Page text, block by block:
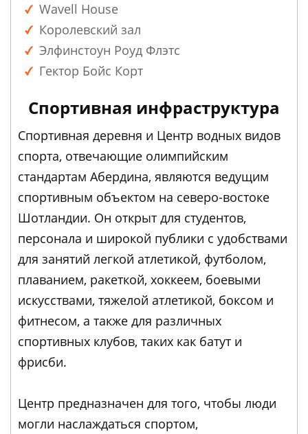
Wavell House
Королевский зал
Элфинстоун Роуд Флэтс
Гектор Бойс Корт
Спортивная инфраструктура
Спортивная деревня и Центр водных видов
спорта, отвечающие олимпийским
стандартам Абердина, являются ведущим
спортивным объектом на северо-востоке
Шотландии. Он открыт для студентов,
персонала и широкой публики с удобствами
для занятий легкой атлетикой, футболом,
плаванием, ракеткой, хоккеем, боевыми
искусствами, тяжелой атлетикой, боксом и
фитнесом, а также для различных
спортивных клубов, таких как батут и
фрисби.
Центр предназначен для того, чтобы люди
могли наслаждаться спортом,